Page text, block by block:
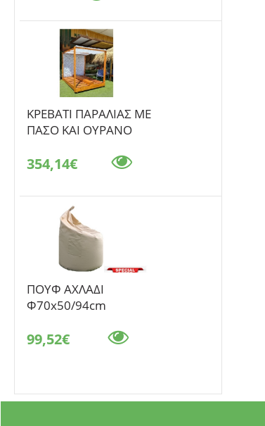
KΡΕΒΑΤΙ ΠΑΡΑΛΙΑΣ ΜΕ
ΠΑΣΟ ΚΑΙ ΟΥΡΑΝΟ
354,14€
ΠΟΥΦ ΑΧΛΑΔΙ
Φ70x50/94cm
99,52€